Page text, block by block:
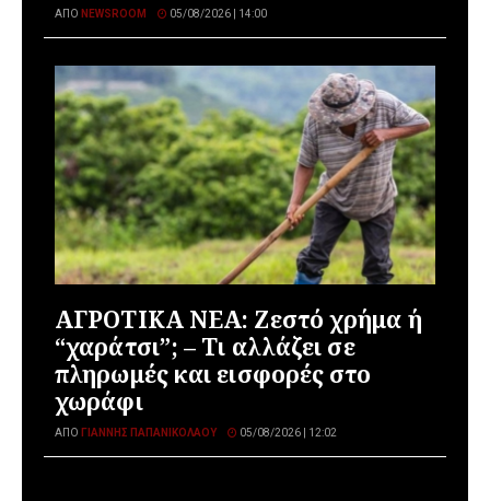
ΑΠΌ NEWSROOM 05/08/2026 | 14:00
ΑΓΡΟΤΙΚΑ ΝΕΑ: Ζεστό χρήμα ή
“χαράτσι”; – Τι αλλάζει σε
πληρωμές και εισφορές στο
χωράφι
ΑΠΌ ΓΙΆΝΝΗΣ ΠΑΠΑΝΙΚΟΛΆΟΥ 05/08/2026 | 12:02